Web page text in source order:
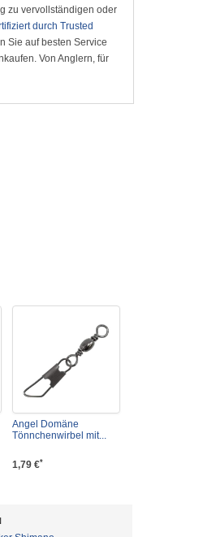
zu vervollständigen oder
durch Trusted
Sie auf besten Service
Von Anglern, für
Angel Domäne
Tönnchenwirbel mit...
1,79 €*